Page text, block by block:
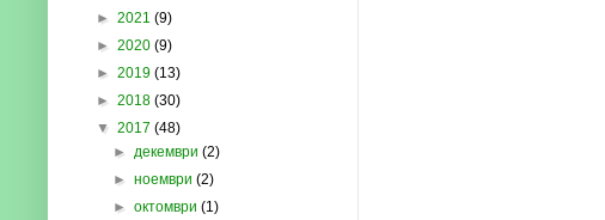
► 2021 (9)
► 2020 (9)
► 2019 (13)
► 2018 (30)
▼ 2017 (48)
►декември(2)
►ноември(2)
►октомври(1)